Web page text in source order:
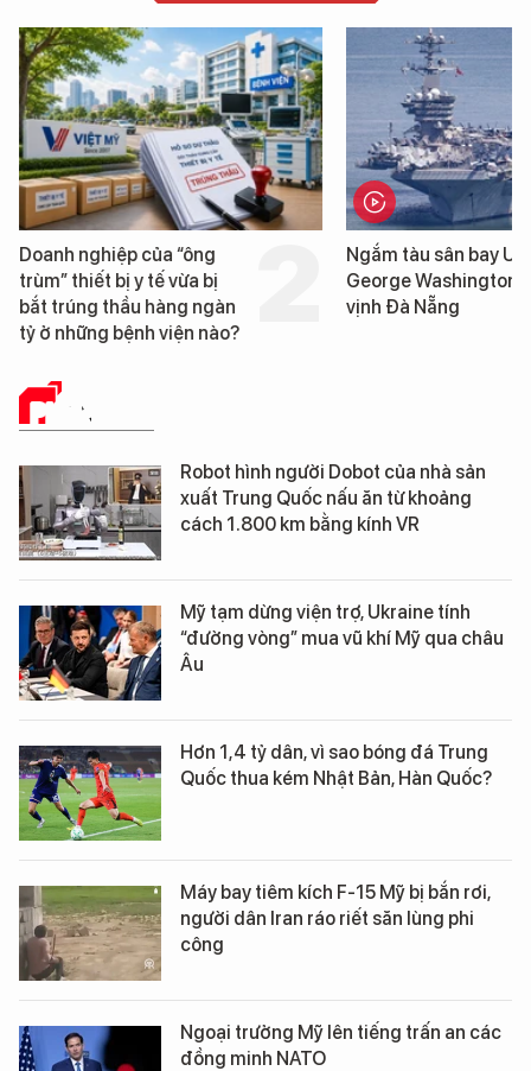
Doanh nghiệp của “ông
trùm” thiết bị y tế vừa bị
bắt trúng thầu hàng ngàn
tỷ ở những bệnh viện nào?
Ngắm tàu sân bay
George Washington
vịnh Đà Nẵng
PHÂN TÍCH
Robot hình người Dobot của nhà sản
xuất Trung Quốc nấu ăn từ khoảng
cách 1.800 km bằng kính VR
Mỹ tạm dừng viện trợ, Ukraine tính
“đường vòng” mua vũ khí Mỹ qua châu
Âu
Hơn 1,4 tỷ dân, vì sao bóng đá Trung
Quốc thua kém Nhật Bản, Hàn Quốc?
Máy bay tiêm kích F-15 Mỹ bị bắn rơi,
người dân Iran ráo riết săn lùng phi
công
Ngoại trưởng Mỹ lên tiếng trấn an các
đồng minh NATO